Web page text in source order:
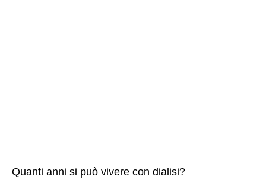
Quanti anni si può vivere con dialisi?